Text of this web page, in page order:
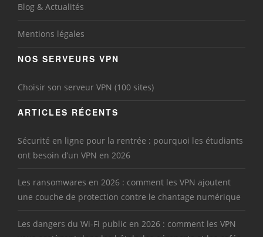
Blog & Actualités
Mentions légales
NOS SERVEURS VPN
Choisir son serveur VPN (100 sites)
ARTICLES RÉCENTS
Sécurité en ligne pour la rentrée : pourquoi les étudiants
ont besoin d’un VPN en 2026
Les ransomwares en 2026 : comment les VPN ajoutent
une couche de protection contre le chantage numérique
Les dangers du Wi-Fi public en 2026 : comment les VPN